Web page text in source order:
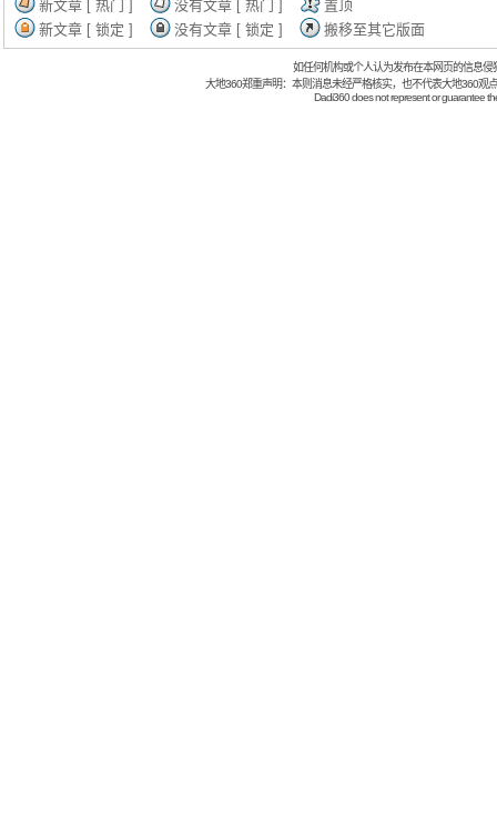
新文章 [ 热门 ]
没有文章 [ 热门 ]
置顶
新文章 [ 锁定 ]
没有文章 [ 锁定 ] 搬移至其它版面
如任何机构或个人认为发布在本网页的信息
大地360郑重声明：本则消息未经严格核实，也不代表大地360观
Dadi360 does not represent or guarantee